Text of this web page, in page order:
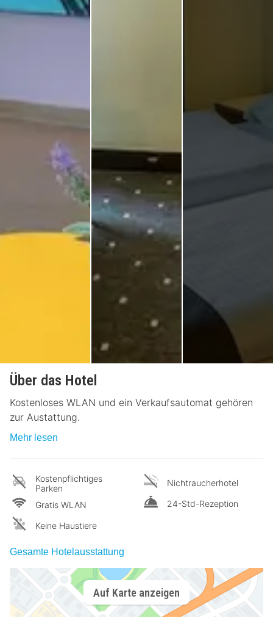
Über das Hotel
Kostenloses WLAN und ein Verkaufsautomat gehören
zur Austattung.
Mehr lesen
Kostenpflichtiges
Parken
Gratis WLAN
Keine Haustiere
Nichtraucherhotel
24-Std-Rezeption
Gesamte Hotelausstattung
Auf Karte anzeigen